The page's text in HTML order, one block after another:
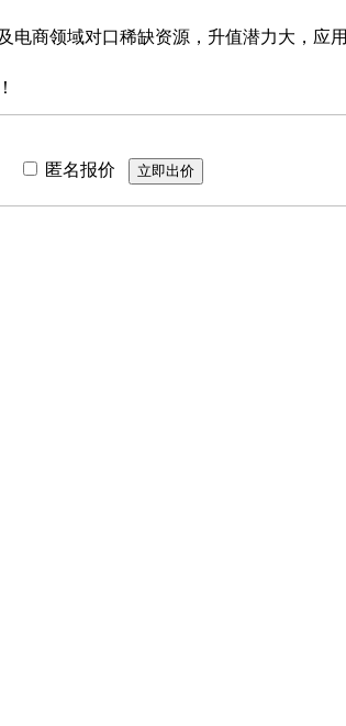
电商领域对口稀缺资源，升值潜力大，应用
匿名报价